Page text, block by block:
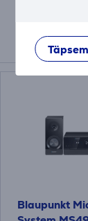
Blaupunkt